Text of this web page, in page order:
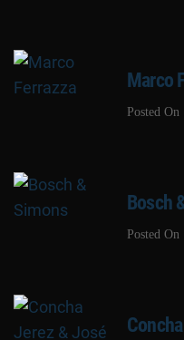
Marco
Posted
Bosch
Posted